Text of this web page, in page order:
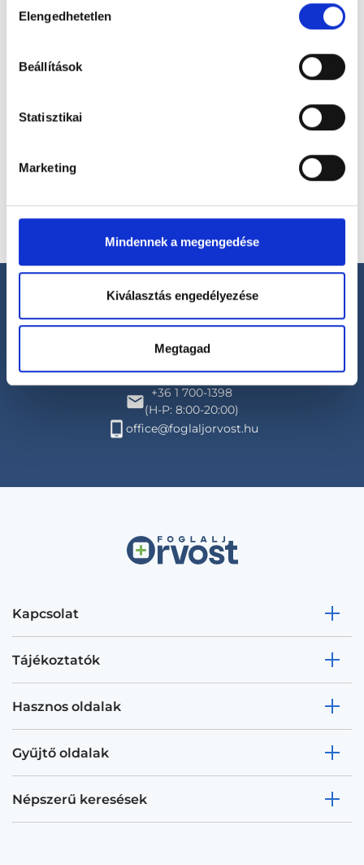
szabályzat:https://foglaljorvost.hu/info/foglaljorvost-
kiválasztása
Elengedhetetlen
Beállítások
Statisztikai
Marketing
Mindennek a megengedése
Kiválasztás engedélyezése
Megtagad
Válassz szakterületet
Válassz helyszínt
Segíthetünk?
+36 1 700-1398
(H-P: 8:00-20:00)
office@foglaljorvost.hu
Kapcsolat
Tájékoztatók
Hasznos oldalak
Gyűjtő oldalak
Népszerű keresések